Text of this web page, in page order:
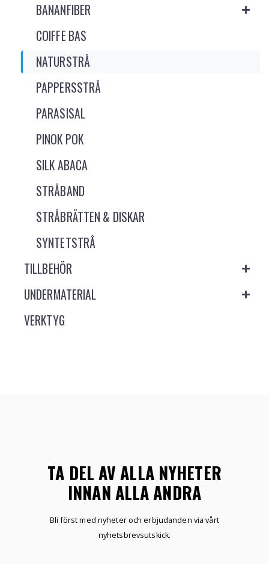
BANANFIBER
COIFFE BAS
NATURSTRÅ
PAPPERSSTRÅ
PARASISAL
PINOK POK
SILK ABACA
STRÅBAND
STRÅBRÄTTEN & DISKAR
SYNTETSTRÅ
TILLBEHÖR
UNDERMATERIAL
VERKTYG
TA DEL AV ALLA NYHETER
INNAN ALLA ANDRA
Bli först med nyheter och erbjudanden via vårt
nyhetsbrevsutskick.